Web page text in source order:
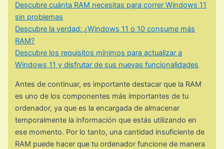
Descubre cuánta RAM necesitas para correr Windows 11
sin problemas
Descubre la verdad: ¿Windows 11 o 10 consume más
RAM?
Descubre los requisitos mínimos para actualizar a
Windows 11 y disfrutar de sus nuevas funcionalidades
Antes de continuar, es importante destacar que la RAM
es uno de los componentes más importantes de tu
ordenador, ya que es la encargada de almacenar
temporalmente la información que estás utilizando en
ese momento. Por lo tanto, una cantidad insuficiente de
RAM puede hacer que tu ordenador funcione de manera